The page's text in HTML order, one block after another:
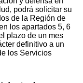
podrá solicitar su
de la Región de
los apartados 5, 6
plazo de un mes
definitivo a un
los Servicios